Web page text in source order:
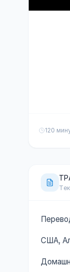
120
США,